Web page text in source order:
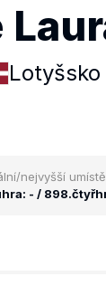
Lotyšsko
nejvyšší
- / 898.